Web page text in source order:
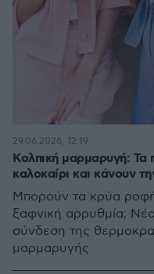
Κολπική μαρμαρυγή: Τα
καλοκαίρι και κάνουν
Μπορούν τα κρύα
ξαφνική αρρυθμία;
σύνδεση της
μαρμαρυγής
29.06.2026, 12:19